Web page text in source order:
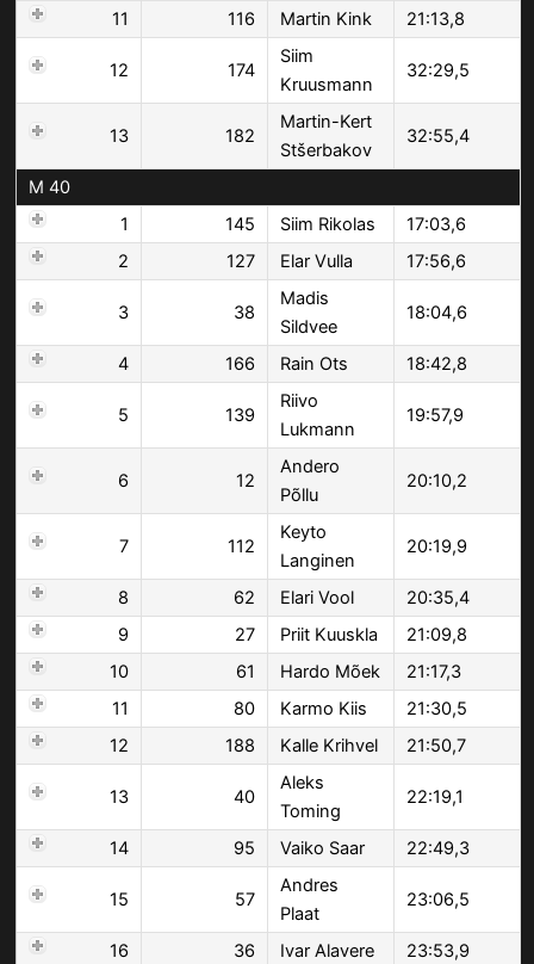
11 116 Martin Kink 21:13,8
12 174
Siim
Kruusmann
32:29,5
13 182
Martin-Kert
Stšerbakov
32:55,4
M 40
1
145 Siim Rikolas
17:03,6
2
127 Elar Vulla 17:56,6
3 38
Madis
Sildvee
18:04,6
4 166 Rain Ots 18:42,8
5 139
Riivo
Lukmann
19:57,9
6 12
Andero
Põllu
20:10,2
7 112
Keyto
Langinen
20:19,9
8 62 Elari Vool
20:35,4
9
27 Priit Kuuskla
21:09,8
10
61 Hardo Mõek
21:17,3
11
80 Karmo Kiis
21:30,5
12
188 Kalle Krihvel 21:50,7
13 40
Aleks
Toming
22:19,1
14 95 Vaiko Saar 22:49,3
15 57
Andres
Plaat
23:06,5
16 36 Ivar Alavere
23:53,9